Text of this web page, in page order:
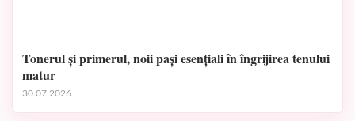
Tonerul și primerul, noii pași esențiali în îngrijirea tenului
matur
30.07.2026